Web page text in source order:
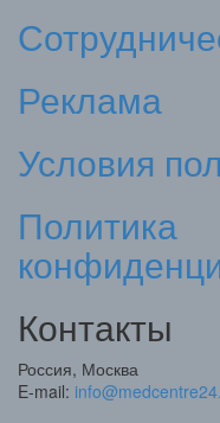
Реклама
Условия
Политика
Контакты
Россия, Москва
E-mail: